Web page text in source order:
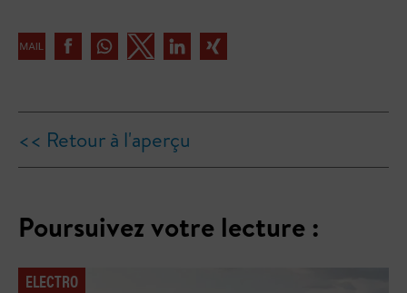
<< Retour à l'aperçu
Poursuivez votre lecture :
ELECTRO